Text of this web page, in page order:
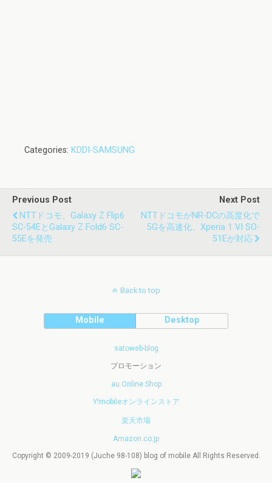
Categories: KDDI-SAMSUNG
Previous Post
NTTドコモ、Galaxy Z Flip6
SC-54EとGalaxy Z Fold6 SC-
55Eを発売
Next Post
NTTドコモがNR-DCの高度化で
5Gを高速化、Xperia 1 VI SO-
51Eが対応
Back to top
Mobile Desktop
satoweb-blog
プロモーション
au Online Shop
Y!mobileオンラインストア
楽天市場
Amazon.co.jp
Copyright © 2009-2019 (Juche 98-108) blog of mobile All Rights Reserved.